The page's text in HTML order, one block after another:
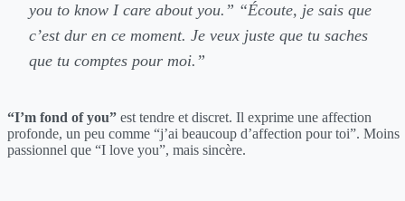
you to know I care about you.” “Écoute, je sais que
c’est dur en ce moment. Je veux juste que tu saches
que tu comptes pour moi.”
“I’m fond of you” est tendre et discret. Il exprime une affection
profonde, un peu comme “j’ai beaucoup d’affection pour toi”. Moins
passionnel que “I love you”, mais sincère.